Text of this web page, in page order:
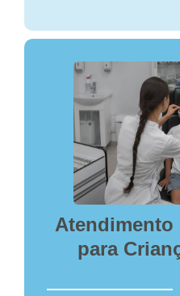
Atendimento
para